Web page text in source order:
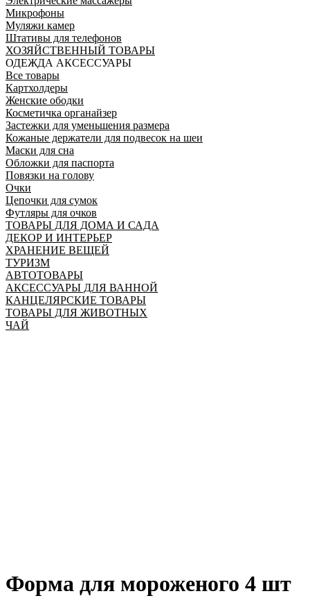
Микрофоны
Муляжи камер
Штативы для телефонов
ХОЗЯЙСТВЕННЫЙ ТОВАРЫ
ОДЕЖДА АКСЕССУАРЫ
Все товары
Картхолдеры
Женские ободки
Косметичка органайзер
Застежки для уменьшения размера
Кожаные держатели для подвесок на шеи
Маски для сна
Обложки для паспорта
Повязки на голову
Очки
Цепочки для сумок
Футляры для очков
ТОВАРЫ ДЛЯ ДОМА И САДА
ДЕКОР И ИНТЕРЬЕР
ХРАНЕНИЕ ВЕЩЕЙ
ТУРИЗМ
АВТОТОВАРЫ
АКСЕССУАРЫ ДЛЯ ВАННОЙ
КАНЦЕЛЯРСКИЕ ТОВАРЫ
ТОВАРЫ ДЛЯ ЖИВОТНЫХ
ЧАЙ
Форма для мороженого 4 шт